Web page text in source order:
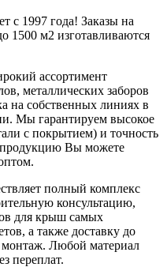
с 1997 года! Заказы на
1500 м2 изготавливаются
ассортимент
металлических заборов
на собственных линиях в
Мы гарантируем высокое
с покрытием) и точность
Вы можете
полный комплекс
консультацию,
для крыш самых
а также доставку до
монтаж. Любой материал
переплат.